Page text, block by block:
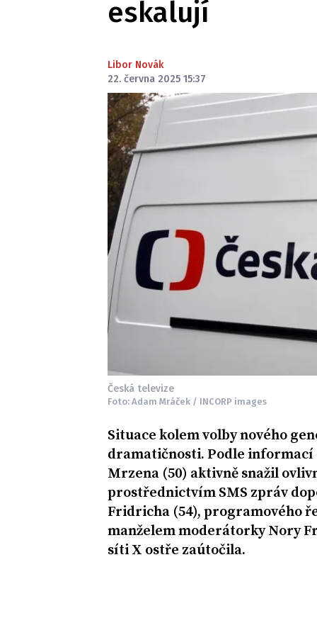
eskalují
Libor Novák
22. června 2025 15:37
Česká televize
Foto: Adam Mráček / INCORP images
Situace kolem volby nového
dramatičnosti. Podle informací
Mrzena (50) aktivně snažil
prostřednictvím SMS zpráv
Fridricha (54), programového
manželem moderátorky Nory
síti X ostře zaútočila.